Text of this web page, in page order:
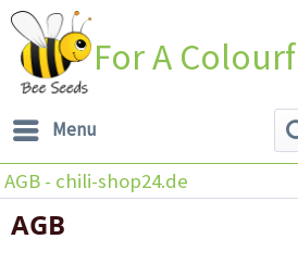
For A
Menu
AGB - chili-shop24.de
AGB